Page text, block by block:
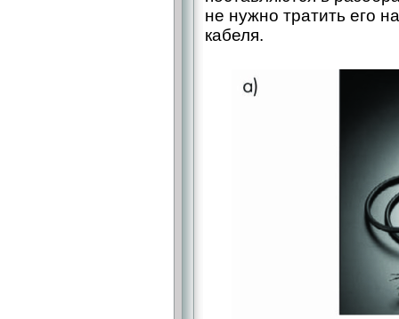
не нужно тратить его
кабеля.